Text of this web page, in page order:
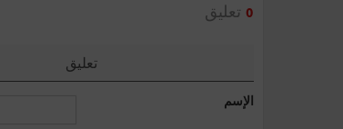
0 تعليق
تعليق
الإسم